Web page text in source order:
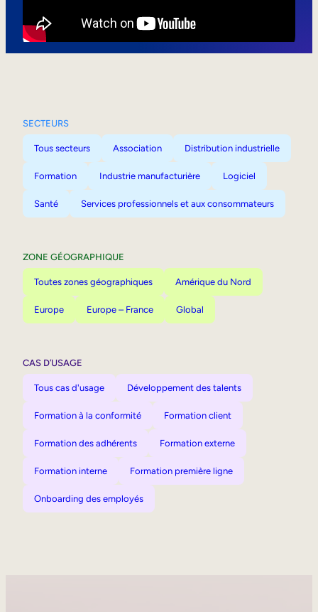
SECTEURS
Tous secteurs Association Distribution industrielle
Formation Industrie manufacturière Logiciel
Santé Services professionnels et aux consommateurs
ZONE GÉOGRAPHIQUE
Toutes zones géographiques Amérique du Nord
Europe Europe – France Global
CAS D’USAGE
Tous cas d'usage Développement des talents
Formation à la conformité Formation client
Formation des adhérents Formation externe
Formation interne Formation première ligne
Onboarding des employés